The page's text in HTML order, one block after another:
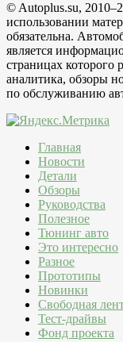
© Autoplus.su,
использовании
обязательна.
является
страницах которого
аналитика, обзоры
по обслуживанию
Главная
Новости
Детали
Обзоры
Руководства
Полезное
Тюнинг авто
Это интересно
Разное
Прототипы
Новинки
Свободная
Тест-драйвы
Фонд проекта